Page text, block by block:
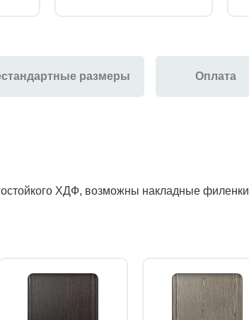
размеры Оплата
ХДФ, возможны накладные филенки